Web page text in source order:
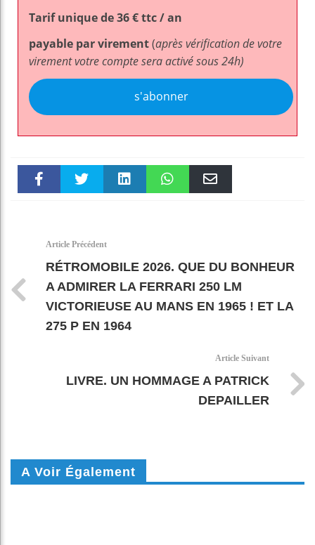
Tarif unique de 36 € ttc / an
payable par virement(après vérification de votre
virement votre compte sera activé sous 24h)
s'abonner
Article Précédent
RÉTROMOBILE 2026. QUE DU BONHEUR
A ADMIRER LA FERRARI 250 LM
VICTORIEUSE AU MANS EN 1965 ! ET LA
275 P EN 1964
Article Suivant
LIVRE. UN HOMMAGE A PATRICK
DEPAILLER
A Voir Également